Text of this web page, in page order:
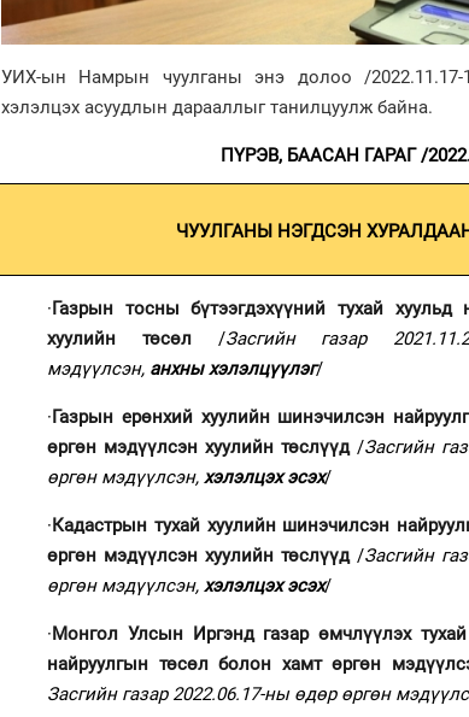
УИХ-ын Намрын чуулганы энэ долоо /2022.11.17-
хэлэлцэх асуудлын дарааллыг танилцуулж байна.
ПҮРЭВ, БААСАН ГАРАГ /
ЧУУЛГАНЫ НЭГДСЭН
·Газрын тосны бүтээгдэхүүний тухай хуульд
хуулийн төсөл/Засгийн газар
мэдүүлсэн, анхны хэлэлцүүлэг/
·Газрын ерөнхий хуулийн шинэчилсэн
өргөн мэдүүлсэн хуулийн төслүүд/Засгийн
өргөн мэдүүлсэн,хэлэлцэх эсэх/
·Кадастрын тухай хуулийн шинэчилсэн
өргөн мэдүүлсэн хуулийн төслүүд/Засгийн
өргөн мэдүүлсэн,хэлэлцэх эсэх/
·Монгол Улсын Иргэнд газар өмчлүүлэх
найруулгын төсөл болон хамт өргөн
Засгийн газар 2022.06.17-ны өдөр өргөн